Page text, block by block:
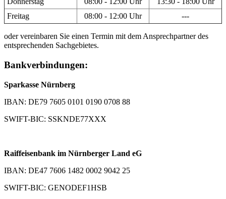
Freitag
08:00 - 12:00 Uhr ---
oder vereinbaren Sie einen Termin mit dem Ansprechpartner des
entsprechenden Sachgebietes.
Bankverbindungen:
Sparkasse Nürnberg
IBAN: DE79 7605 0101 0190 0708 88
SWIFT-BIC: SSKNDE77XXX
Raiffeisenbank im Nürnberger Land eG
IBAN: DE47 7606 1482 0002 9042 25
SWIFT-BIC: GENODEF1HSB